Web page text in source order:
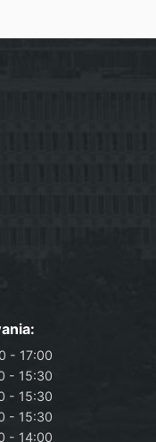
- 17:00
- 15:30
- 15:30
- 15:30
- 14:00